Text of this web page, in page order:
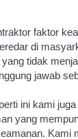
faktor
di
tidak
jawab
ini kami
yang
Kami